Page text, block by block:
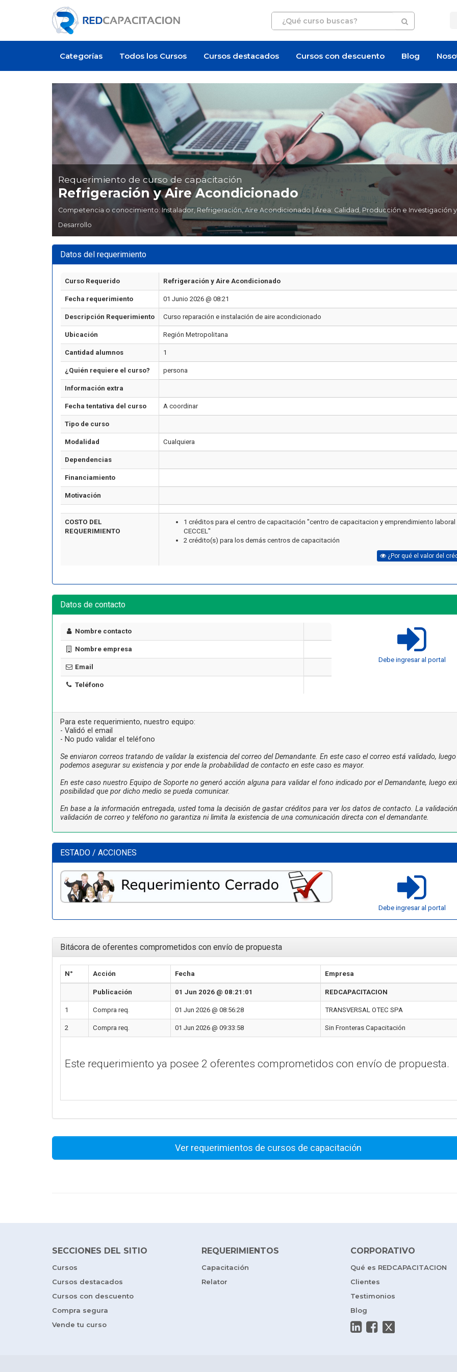
Categorías Todos los Cursos Cursos destacados Cursos con descuento Blog
Requerimiento de curso de capacitación
Refrigeración y Aire Acondicionado
Competencia o conocimiento: Instalador, Refrigeración, Aire Acondicionado | Área: Calidad, Producción e Investigación y
Desarrollo
Datos del requerimiento
Curso Requerido Refrigeración y Aire Acondicionado
Fecha requerimiento 01 Junio 2026 @ 08:21
Descripción Requerimiento Curso reparación e instalación de aire acondicionado
Ubicación Región Metropolitana
Cantidad alumnos 1
¿Quién requiere el curso? persona
Información extra
Fecha tentativa del curso A coordinar
Tipo de curso
Modalidad Cualquiera
Dependencias
Financiamiento
Motivación
COSTO DEL
REQUERIMIENTO
1 créditos para el centro de capacitación "centro de capacitacion y emprendimiento laboral
CECCEL"
2 crédito(s) para los demás centros de capacitación
¿Por qué el valor del
Datos de contacto
Nombre contacto
Nombre empresa
Email
Teléfono
Debe ingresar al portal
Para este requerimiento, nuestro equipo:
- Validó el email
- No pudo validar el teléfono
Se enviaron correos tratando de validar la existencia del correo del Demandante. En este caso el correo está validado, luego
podemos asegurar su existencia y por ende la probabilidad de contacto en este caso es mayor.
En este caso nuestro Equipo de Soporte no generó acción alguna para validar el fono indicado por el Demandante, luego
posibilidad que por dicho medio se pueda comunicar.
En base a la información entregada, usted toma la decisión de gastar créditos para ver los datos de contacto. La
validación de correo y teléfono no garantiza ni limita la existencia de una comunicación directa con el demandante.
ESTADO / ACCIONES
Debe ingresar al portal
Bitácora de oferentes comprometidos con envío de propuesta
N° Acción Fecha Empresa
Publicación 01 Jun 2026 @ 08:21:01 REDCAPACITACION
1 Compra req. 01 Jun 2026 @ 08:56:28 TRANSVERSAL OTEC SPA
2 Compra req. 01 Jun 2026 @ 09:33:58 Sin Fronteras Capacitación
Este requerimiento ya posee 2 oferentes comprometidos con envío de propuesta.
Ver requerimientos de cursos de capacitación
una Brigada de
en tu Empresa
¿Cuánto cuesta certificarse en
seguridad industrial en Chile
10 cursos
manejo de extintores en Chile
incluye cada opción
¿Cuánto dura un
y manejo de
SECCIONES DEL SITIO
Cursos
Cursos destacados
Cursos con descuento
Compra segura
Vende tu curso
REQUERIMIENTOS
Capacitación
Relator
CORPORATIVO
Qué es REDCAPACITACION
Clientes
Testimonios
Blog